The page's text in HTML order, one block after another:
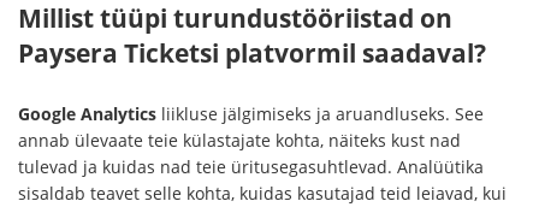
Millist tüüpi turundustööriistad on
Paysera Ticketsi platvormil saadaval?
Google Analytics liikluse jälgimiseks ja aruandluseks. See
annab ülevaate teie külastajate kohta, näiteks kust nad
tulevad ja kuidas nad teie üritusegasuhtlevad. Analüütika
sisaldab teavet selle kohta, kuidas kasutajad teid leiavad, kui